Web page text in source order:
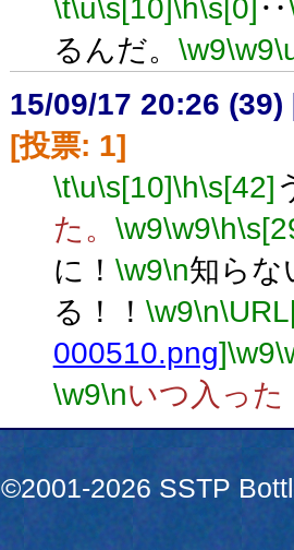
\t\u\s[10]\h\s[0] ‥
るんだ。 \w9\w9
15/09/17 20:26 (39)
[投票: 1]
\t\u\s[10]\h\s[42]
た。 \w9\w9\h
に！ \w9\n知らな
る！！ \w9\n
000510.png]\w9
\w9\nいつ入った
©2001-2026 SSTP